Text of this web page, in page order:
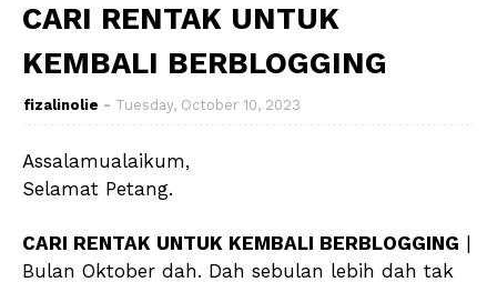
CARI RENTAK UNTUK
KEMBALI BERBLOGGING
fizalinolie Tuesday, October 10, 2023
Assalamualaikum,
Selamat Petang.
CARI RENTAK UNTUK KEMBALI BERBLOGGING
Bulan Oktober dah. Dah sebulan lebih dah tak